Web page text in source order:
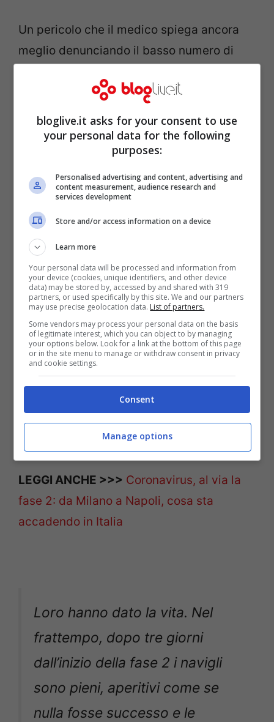
Un pericolo che il medico spiega ancora
meglio denunciando il basso numero di
anche le norme di distanziamento sociale
fin qui utilizzate possano non bastare: “Per
qualcuno lafase 2 è stata un libera tutti
è un segnale di grande pericolosità. Serve
responsabilità per limitare i danni”. Un
concetto reso ancora più valido da un fatto
che Galli mette in evidenza in maniera
molto netta: “Da nessuna parte è scritto
che mascherina e distanziamento hanno
successo contro l’epidemia”.
LEGGI ANCHE >>> Coronavirus, al via la
fase 2: da Milano a Napoli, cosa sta
accadendo in Italia
Loro hanno dato la vita. Nel
frattempo, dopo tre giorni
dall’inizio della fase 2 i navigli
sono pieni, aperitivi come se
nulla fosse successo e le
bloglive.it asks for your consent to use
your personal data for the following
purposes:
Personalised advertising and content, advertising and
content measurement, audience research and
services development
Store and/or access information on a device
Learn more
Your personal data will be processed and information from
your device (cookies, unique identifiers, and other device
data) may be stored by, accessed by and shared with 319
partners, or used specifically by this site. We and our partners
may use precise geolocation data. List of partners.
Some vendors may process your personal data on the basis
of legitimate interest, which you can object to by managing
your options below. Look for a link at the bottom of this page
or in the site menu to manage or withdraw consent in privacy
and cookie settings.
Consent
Manage options